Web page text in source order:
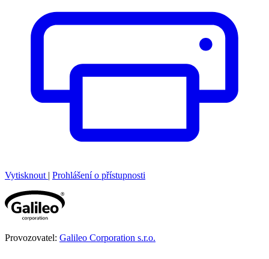
Vytisknout | Prohlášení o přístupnosti
Provozovatel: Galileo Corporation s.r.o.